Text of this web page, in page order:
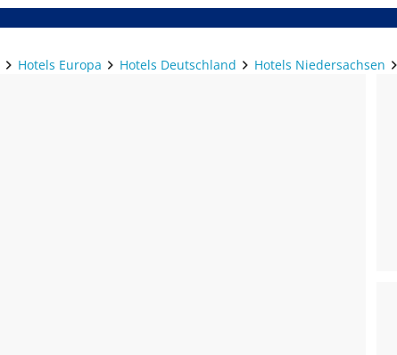
Hotels Europa Hotels Deutschland Hotels Niedersachsen